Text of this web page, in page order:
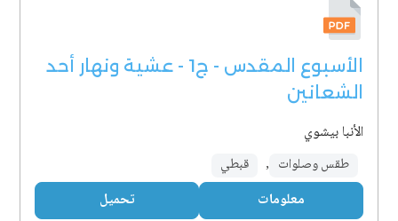
الأسبوع المقدس - ج1 - عشية ونهار أحد
الشعانين
الأنبا بيشوي
طقس وصلوات , قبطي
معلومات تحميل